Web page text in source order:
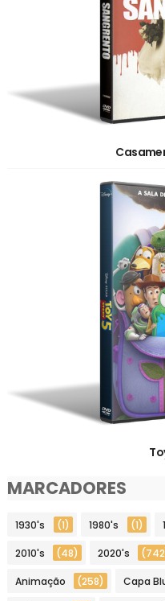
MARCADORES
1930's (1) 1980's (1)
2010's (48) 2020's
Animação (258) Capa